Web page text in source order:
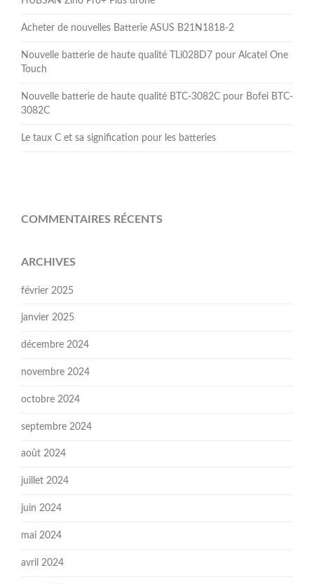
Acheter de nouvelles Batterie ASUS B21N1818-2
Nouvelle batterie de haute qualité TLi028D7 pour Alcatel One
Touch
Nouvelle batterie de haute qualité BTC-3082C pour Bofei BTC-
3082C
Le taux C et sa signification pour les batteries
COMMENTAIRES RÉCENTS
ARCHIVES
février 2025
janvier 2025
décembre 2024
novembre 2024
octobre 2024
septembre 2024
août 2024
juillet 2024
juin 2024
mai 2024
avril 2024